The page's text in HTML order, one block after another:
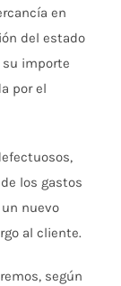
en
del estado
su importe
por el
los gastos
nuevo
al cliente.
según